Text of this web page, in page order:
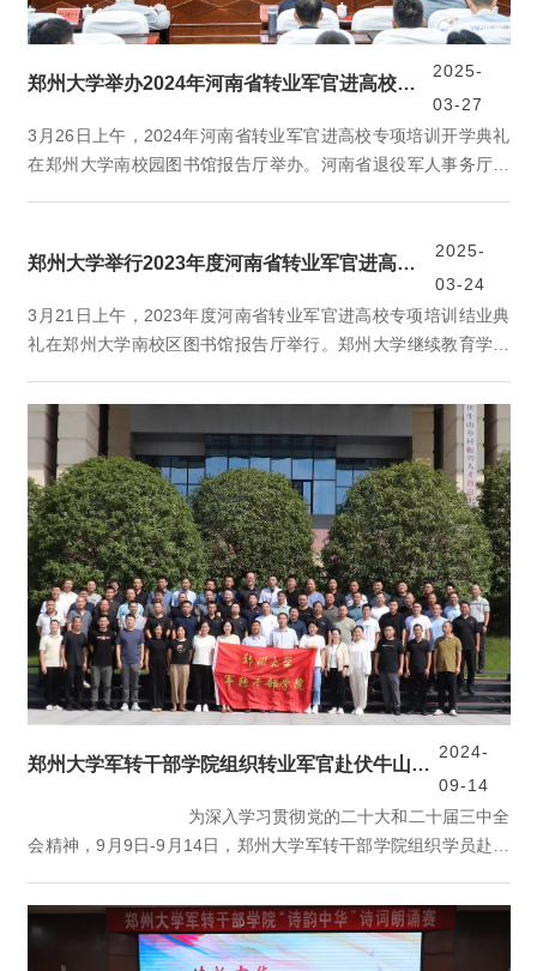
郑州大学举办2024年河南省转业军官进高校专项培训开学典礼
2025-
03-27
3月26日上午，2024年河南省转业军官进高校专项培训开学典礼
在郑州大学南校园图书馆报告厅举办。河南省退役军人事务厅二
三级调研员张志海，河南省公安厅人事处一级调研员李浩，河南
省财政厅社保处科长杜建行，河南省退役军人事务厅军转干部移
交安置处三级调研员王保根，郑州大学继续教育学院党委书记何
玲玲出...
郑州大学举行2023年度河南省转业军官进高校专项培训结业典礼
2025-
03-24
3月21日上午，2023年度河南省转业军官进高校专项培训结业典
礼在郑州大学南校区图书馆报告厅举行。郑州大学继续教育学院
副主任徐春华出席典礼，郑州大学军转干部学院主要负责同志、
学业导师代表及参训学员参加典礼。典礼由副院长、副主任崔波
主持。张洪剑代表学院、中心向圆满完成培训任务的79名学员表
示衷心祝贺，也向各位老师和工作人员的辛勤付出表示感谢。他
总结了...
郑州大学军转干部学院组织转业军官赴伏牛山进行乡村振兴专题培训
2024-
09-14
为深入学习贯彻党的二十大和二十届三中全
会精神，9月9日-9月14日，郑州大学军转干部学院组织学员赴伏
航”乡村振兴专题培训。此次培训由郑州大学继续教育学院副院
长、干部培训中心副主任崔波带队。开班仪式上，中心培训部副
部长王鸽子致欢迎辞。她对学员前来培训表示热烈欢迎，并简要